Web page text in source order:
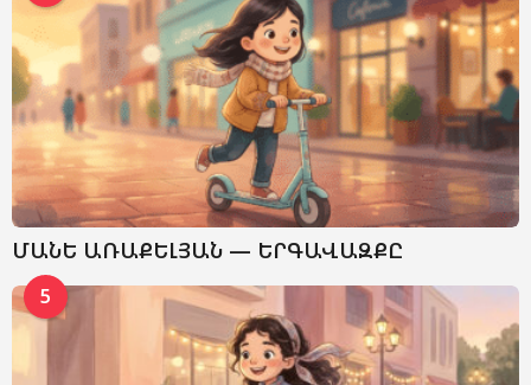
ՄԱՆԵ ԱՌԱՔԵԼՅԱՆ — ԵՐԳԱՎԱԶՔԸ
5